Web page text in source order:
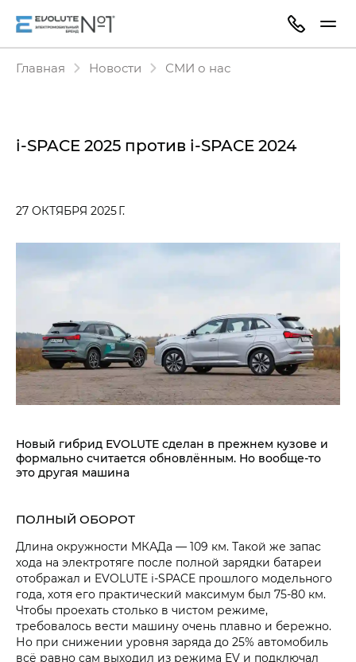
Главная Новости СМИ о нас
i‑SPACE 2025 против i‑SPACE 2024
27 ОКТЯБРЯ 2025 Г.
Новый гибрид EVOLUTE сделан в прежнем кузове и
формально считается обновлённым. Но вообще-то
это другая машина
ПОЛНЫЙ ОБОРОТ
Длина окружности МКАДа — 109 км. Такой же запас
хода на электротяге после полной зарядки батареи
отображал и EVOLUTE i‑SPACE прошлого модельного
года, хотя его практический максимум был 75-80 км.
Чтобы проехать столько в чистом режиме,
требовалось вести машину очень плавно и бережно.
Но при снижении уровня заряда до 25% автомобиль
всё равно сам выходил из режима EV и подключал